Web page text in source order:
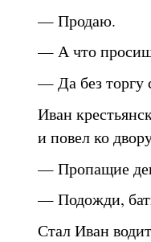
— Продаю.
— А что
— Да без торгу
Иван
и повел ко
— Пропащие
— Подожди,
Стал Иван